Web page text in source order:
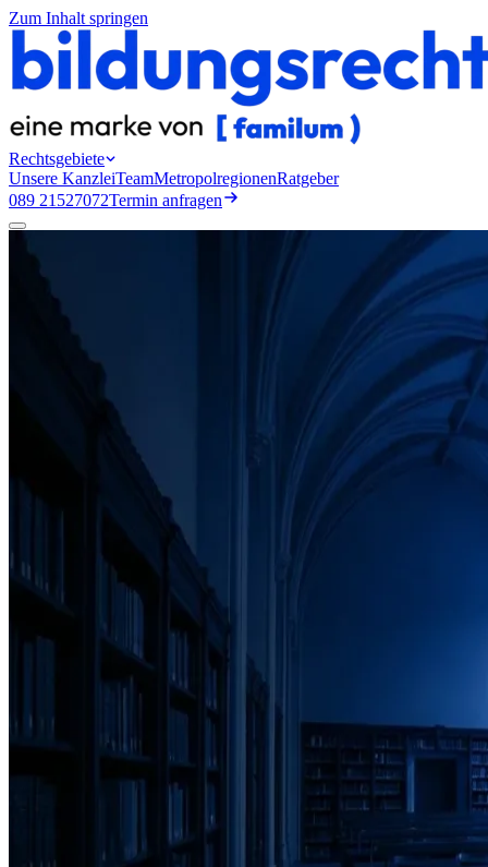
Zum Inhalt springen
Rechtsgebiete
Unsere KanzleiTeamMetropolregionenRatgeber
089 21527072Termin anfragen